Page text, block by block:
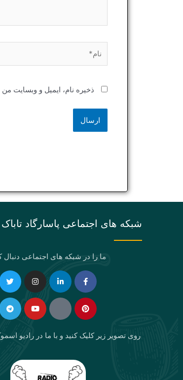
ذخیره نام، ایمیل و وبسایت
شبکه های اجتماعی پاسارگاد تاباک
ما را در شبکه های اجتماعی دنبال
Facebook-
f
Linkedin-
in
Instagram Pinterest
Eaparat
Youtube
روی تصویر زیر کلیک کنید و با ما در رادیو